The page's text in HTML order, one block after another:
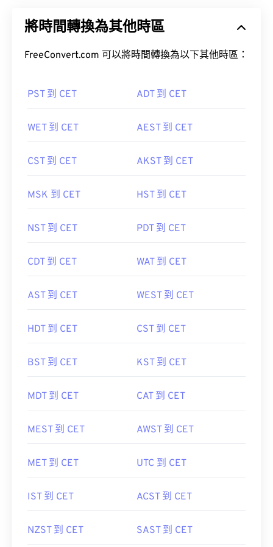
將時間轉換為其他時區
FreeConvert.com 可以將時間轉換為以下其他時區：
PST 到 CET ADT 到 CET
WET 到 CET AEST 到 CET
CST 到 CET AKST 到 CET
MSK 到 CET HST 到 CET
NST 到 CET PDT 到 CET
CDT 到 CET WAT 到 CET
AST 到 CET WEST 到 CET
HDT 到 CET CST 到 CET
BST 到 CET KST 到 CET
MDT 到 CET CAT 到 CET
MEST 到 CET AWST 到 CET
MET 到 CET UTC 到 CET
IST 到 CET ACST 到 CET
NZST 到 CET SAST 到 CET